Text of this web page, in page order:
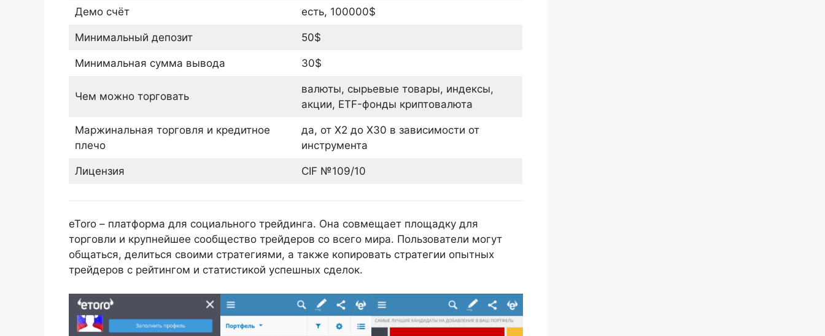
Демо счёт есть, 100000$
Минимальный депозит 50$
Минимальная сумма вывода 30$
Чем можно торговать
валюты, сырьевые товары, индексы,
акции, ETF-фонды криптовалюта
Маржинальная торговля и кредитное
плечо
да, от Х2 до Х30 в зависимости от
инструмента
Лицензия CIF №109/10
eToro – платформа для социального трейдинга. Она совмещает площадку для
торговли и крупнейшее сообщество трейдеров со всего мира. Пользователи могут
общаться, делиться своими стратегиями, а также копировать стратегии опытных
трейдеров с рейтингом и статистикой успешных сделок.